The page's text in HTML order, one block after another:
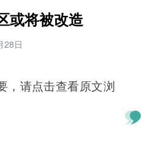
或将被改造
28日
，请点击查看原文浏